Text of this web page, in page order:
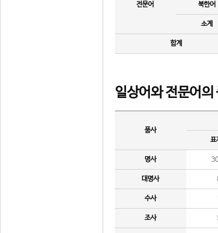
전문어 북한어
소계
합계
일상어와 전문어의
품사
표
명사
대명사
수사
조사